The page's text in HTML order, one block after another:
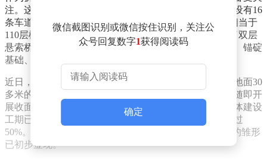
注。这座双层悬索桥的主桥设计尤为独特，上下两层共设有16
条车道，能够大幅提升通行能力。主塔高度达342米，相当于
110层楼高，成为项目的一大亮点。狮子洋通道还创下了双层
悬索桥领域的五项世界纪录，包括主塔塔高、主跨跨径、锚碇
基础、车道数量和主缆直径。
近日，狮子洋大桥东锚碇的施工迎来重要节点。在距离地面30
多米的高空，工作人员顺利完成了锚块的浇筑工作，并随即开
展收面和养护等后续作业。目前，狮子洋通道项目的整体建设
工期已过半，部分互通和引桥等引线工程的建设进度超过
50%。现场正进行箱梁架设和桥面板安装等施工，桥体的雏形
已初步显现。
微信截图识别或微信按住识别，关注公
众号回复数字1获得阅读码
确定